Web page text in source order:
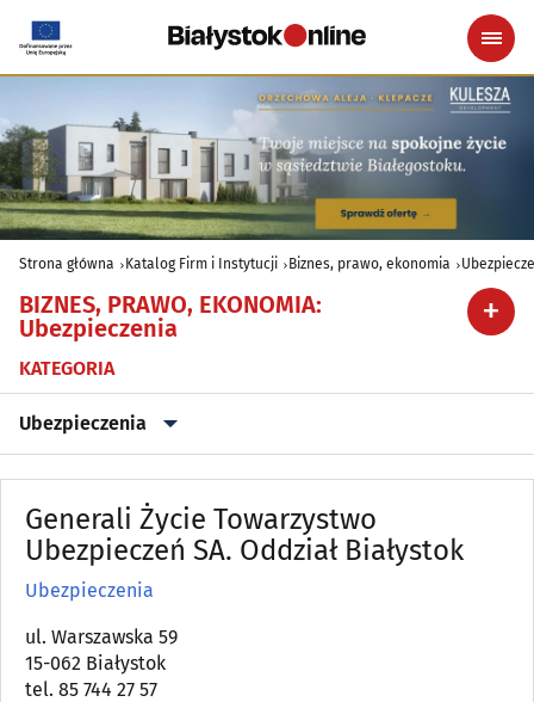
Strona główna Katalog Firm i Instytucji Biznes, prawo, ekonomia
BIZNES, PRAWO, EKONOMIA:
Ubezpieczenia
KATEGORIA
Ubezpieczenia
Adwokaci, Radcowie prawni(168)
Audytorskie usługi(17)
(97)
Bankomaty(120)
Generali Życie Towarzystwo
Ubezpieczeń SA. Oddział Białystok
Ubezpieczenia
ul. Warszawska 59
15-062 Białystok
tel. 85 744 27 57